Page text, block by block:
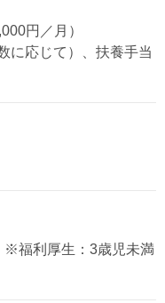
円／月）
に応じて）、扶養手当
福利厚生：3歳児未満